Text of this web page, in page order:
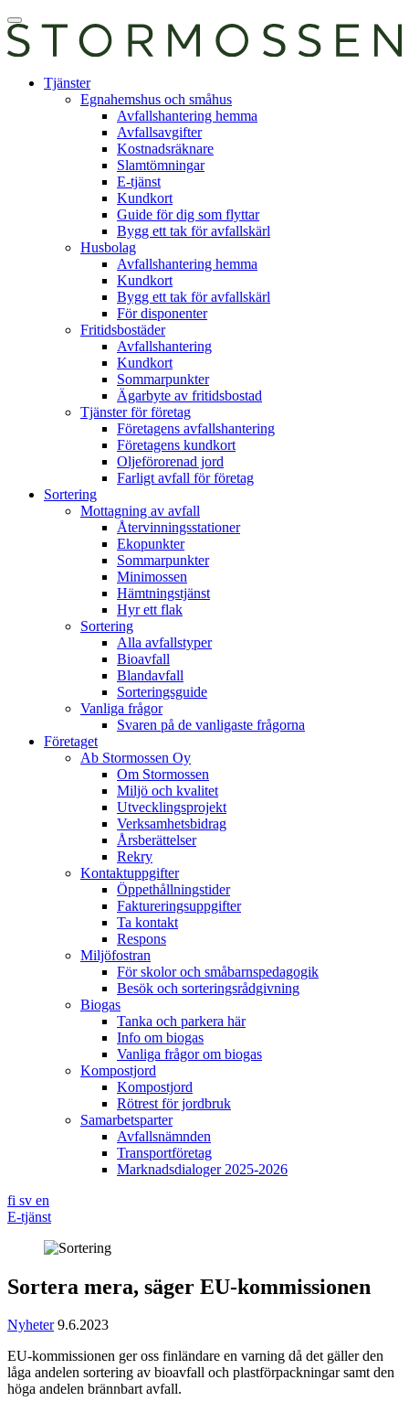
Skip
to
content
Öppna
huvudmeny
tjänst
Tjänster
Egnahemshus och småhus
Avfallshantering hemma
Avfallsavgifter
Kostnadsräknare
Slamtömningar
E-tjänst
Kundkort
Guide för dig som flyttar
Bygg ett tak för avfallskärl
Husbolag
Avfallshantering hemma
Kundkort
Bygg ett tak för avfallskärl
För disponenter
Fritidsbostäder
Avfallshantering
Kundkort
Sommarpunkter
Ägarbyte av fritidsbostad
Tjänster för företag
Företagens avfallshantering
Företagens kundkort
Oljeförorenad jord
Farligt avfall för företag
Sortering
Mottagning av avfall
Återvinningsstationer
Ekopunkter
Sommarpunkter
Minimossen
Hämtningstjänst
Hyr ett flak
Sortering
Alla avfallstyper
Bioavfall
Blandavfall
Sorteringsguide
Vanliga frågor
Svaren på de vanligaste frågorna
Företaget
Ab Stormossen Oy
Om Stormossen
Miljö och kvalitet
Utvecklingsprojekt
Verksamhetsbidrag
Årsberättelser
Rekry
Kontaktuppgifter
Öppethållningstider
Faktureringsuppgifter
Ta kontakt
Respons
Miljöfostran
För skolor och småbarnspedagogik
Besök och sorteringsrådgivning
Biogas
Tanka och parkera här
Info om biogas
Vanliga frågor om biogas
Kompostjord
Kompostjord
Rötrest för jordbruk
Samarbetsparter
Avfallsnämnden
Transportföretag
Marknadsdialoger 2025-2026
fi sv en
E-tjänst
Sortera mera, säger EU-kommissionen
Nyheter 9.6.2023
EU-kommissionen ger oss finländare en varning då det gäller den
låga andelen sortering av bioavfall och plastförpackningar samt den
höga andelen brännbart avfall.